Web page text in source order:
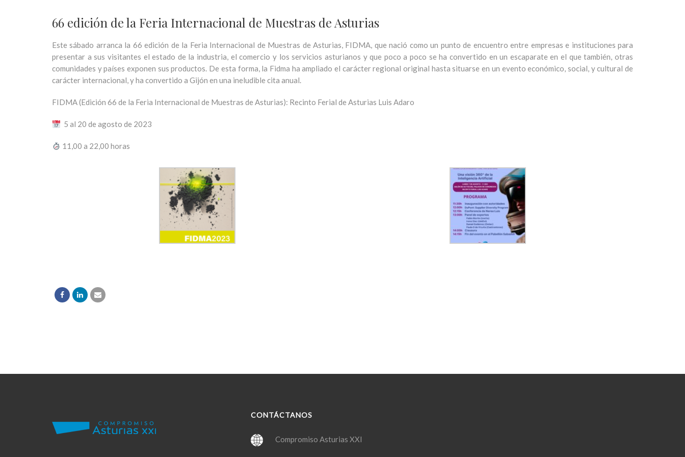
66 edición de la Feria Internacional de Muestras de Asturias
Este sábado arranca la 66 edición de la Feria Internacional de Muestras de Asturias, FIDMA, que nació como un punto de encuentro entre empresas e instituciones para
presentar a sus visitantes el estado de la industria, el comercio y los servicios asturianos y que poco a poco se ha convertido en un escaparate en el que también, otras
comunidades y países exponen sus productos. De esta forma, la Fidma ha ampliado el carácter regional original hasta situarse en un evento económico, social, y cultural de
carácter internacional, y ha convertido a Gijón en una ineludible cita anual.
FIDMA (Edición 66 de la Feria Internacional de Muestras de Asturias): Recinto Ferial de Asturias Luis Adaro
5 al 20 de agosto de 2023
11,00 a 22,00 horas
CONTÁCTANOS
Compromiso Asturias XXI